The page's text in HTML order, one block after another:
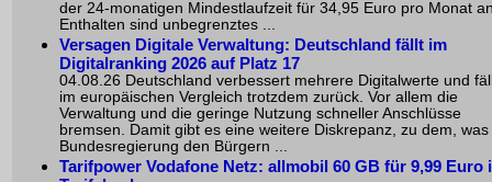
der 24-monatigen Mindestlaufzeit für 34,95 Euro pro Monat
Enthalten sind unbegrenztes ...
Versagen Digitale Verwaltung: Deutschland fällt im
Digitalranking 2026 auf Platz 17
04.08.26 Deutschland verbessert mehrere Digitalwerte und
im europäischen Vergleich trotzdem zurück. Vor allem die
Verwaltung und die geringe Nutzung schneller Anschlüsse
bremsen. Damit gibt es eine weitere Diskrepanz, zu dem, was
Bundesregierung den Bürgern ...
Tarifpower Vodafone Netz: allmobil 60 GB für 9,99 Euro